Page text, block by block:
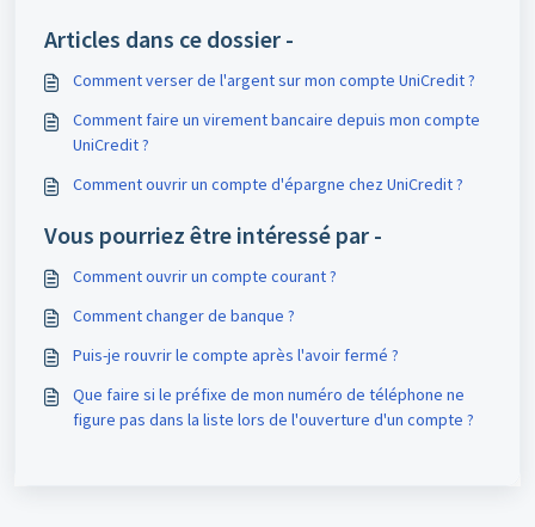
Articles dans ce dossier -
Comment verser de l'argent sur mon compte UniCredit ?
Comment faire un virement bancaire depuis mon compte
UniCredit ?
Comment ouvrir un compte d'épargne chez UniCredit ?
Vous pourriez être intéressé par -
Comment ouvrir un compte courant ?
Comment changer de banque ?
Puis-je rouvrir le compte après l'avoir fermé ?
Que faire si le préfixe de mon numéro de téléphone ne
figure pas dans la liste lors de l'ouverture d'un compte ?